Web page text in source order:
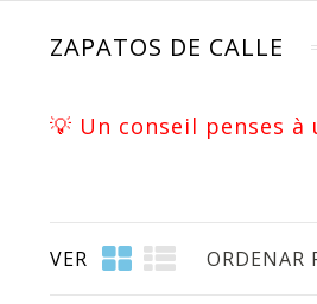
ZAPATOS DE CALLE
💡 Un conseil penses
VER ORDENAR